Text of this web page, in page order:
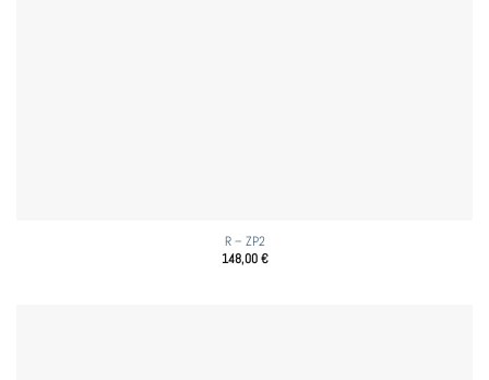
R – ZP2
148,00€